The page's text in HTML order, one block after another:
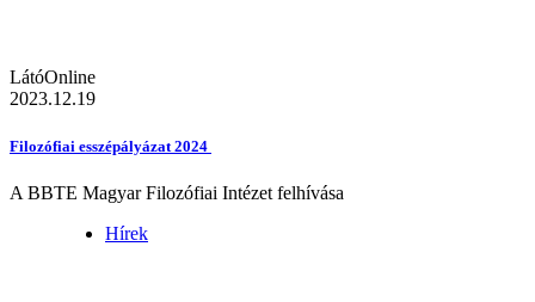
LátóOnline
2023.12.19
Filozófiai esszépályázat 2024
A BBTE Magyar Filozófiai Intézet felhívása
Hírek